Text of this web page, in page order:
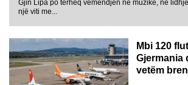
Gjin Lipa po tërheq vëmendjen në muzikë, në
një viti me...
GJERMANI
Mbi 120
Gjermania
vetëm